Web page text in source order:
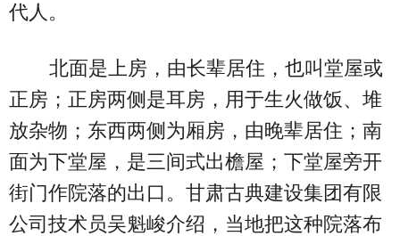
代人。
北面是上房，由长辈居住，也叫堂屋或
正房；正房两侧是耳房，用于生火做饭、堆
放杂物；东西两侧为厢房，由晚辈居住；南
面为下堂屋，是三间式出檐屋；下堂屋旁开
街门作院落的出口。甘肃古典建设集团有限
公司技术员吴魁峻介绍，当地把这种院落布